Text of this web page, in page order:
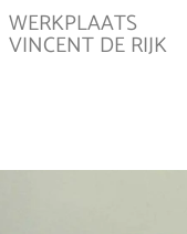
WERKPLAATS
VINCENT DE RIJK